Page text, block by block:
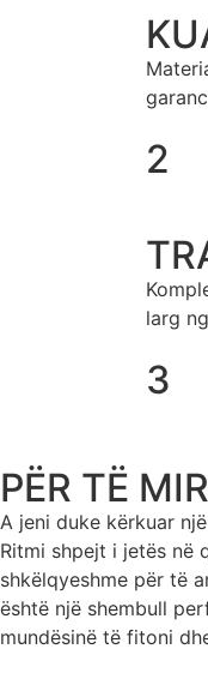
2
larg
3
PËR TË
A jeni duke kërkuar
Ritmi shpejt i jetës në
shkëlqyeshme për të
është një shembull
mundësinë të fitoni